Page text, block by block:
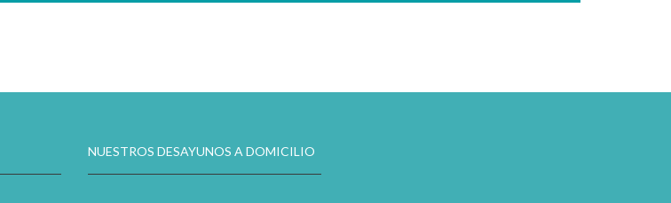
NUESTROS DESAYUNOS A DOMICILIO